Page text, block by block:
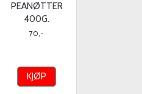
PEANØTTER
400G.
70,-
KJØP